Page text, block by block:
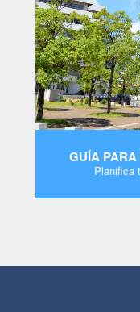
GUÍA PARA
Planifica